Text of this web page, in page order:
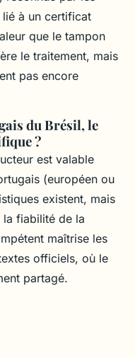
à un certificat
que le tampon
le traitement, mais
pas encore
du Brésil, le
?
est valable
(européen ou
existent, mais
la fiabilité de la
maîtrise les
officiels, où le
partagé.